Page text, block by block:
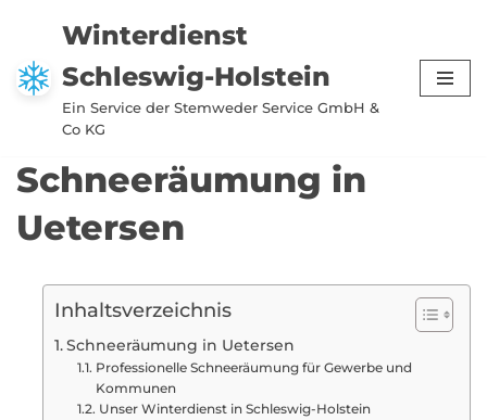
Zum
Inhalt
springen
Winterdienst
Schleswig-Holstein
Ein Service der Stemweder Service GmbH &
Co KG
Schneeräumung in
Uetersen
Inhaltsverzeichnis
Schneeräumung in Uetersen
Professionelle Schneeräumung für Gewerbe und
Kommunen
Unser Winterdienst in Schleswig-Holstein